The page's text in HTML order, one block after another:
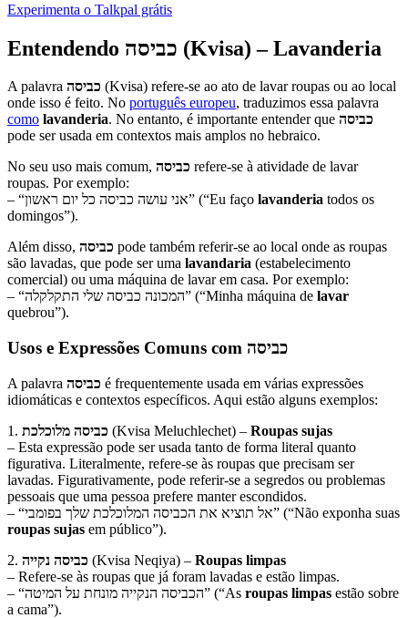
Experimenta o Talkpal grátis
Entendendo כביסה (Kvisa) – Lavanderia
A palavra כביסה (Kvisa) refere-se ao ato de lavar roupas ou ao local
onde isso é feito. No português europeu, traduzimos essa palavra
como lavanderia. No entanto, é importante entender que כביסה
pode ser usada em contextos mais amplos no hebraico.
No seu uso mais comum, כביסה refere-se à atividade de lavar
roupas. Por exemplo:
– “אני עושה כביסה כל יום ראשון” (“Eu faço lavanderia todos os
domingos”).
Além disso, כביסה pode também referir-se ao local onde as roupas
são lavadas, que pode ser uma lavandaria (estabelecimento
comercial) ou uma máquina de lavar em casa. Por exemplo:
– “המכונה כביסה שלי התקלקלה” (“Minha máquina de lavar
quebrou”).
Usos e Expressões Comuns com כביסה
A palavra כביסה é frequentemente usada em várias expressões
idiomáticas e contextos específicos. Aqui estão alguns exemplos:
1. כביסה מלוכלכת (Kvisa Meluchlechet) – Roupas sujas
– Esta expressão pode ser usada tanto de forma literal quanto
figurativa. Literalmente, refere-se às roupas que precisam ser
lavadas. Figurativamente, pode referir-se a segredos ou problemas
pessoais que uma pessoa prefere manter escondidos.
– “אל תוציא את הכביסה המלוכלכת שלך בפומבי” (“Não exponha suas
roupas sujas em público”).
2. כביסה נקייה (Kvisa Neqiya) – Roupas limpas
– Refere-se às roupas que já foram lavadas e estão limpas.
– “הכביסה הנקייה מונחת על המיטה” (“As roupas limpas estão sobre
a cama”).